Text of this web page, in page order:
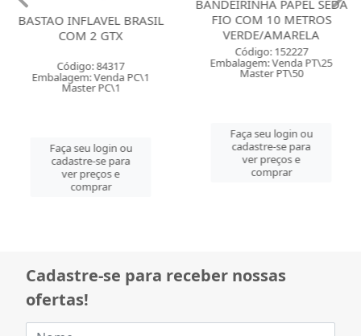
BASTAO INFLAVEL BRASIL
COM 2 GTX
Código: 84317
Embalagem: Venda PC\1
Master PC\1
Faça seu login ou
cadastre-se para
ver preços e
comprar
BANDEIRINHA PAPEL SEDA
FIO COM 10 METROS
VERDE/AMARELA
Código: 152227
Embalagem: Venda PT\25
Master PT\50
Faça seu login ou
cadastre-se para
ver preços e
comprar
Cadastre-se para receber nossas
ofertas!